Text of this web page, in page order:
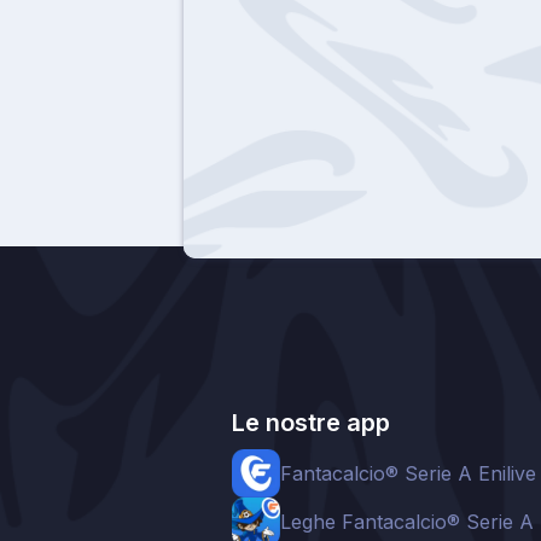
Le nostre app
Fantacalcio® Serie A Enilive
Leghe Fantacalcio® Serie A